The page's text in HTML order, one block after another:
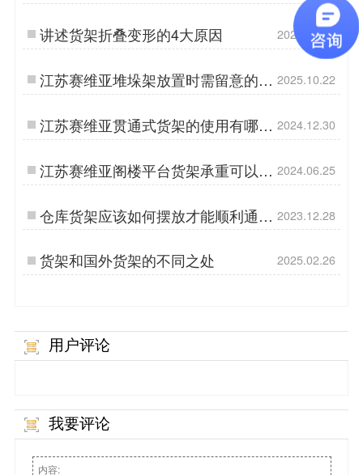
讲述货架折叠变形的4大原因 2025.06.09
江苏赛维亚堆垛架放置时需留意的问
题
2025.10.22
江苏赛维亚贯通式货架的使用有哪些
小技巧呢？
2024.12.30
江苏赛维亚阁楼平台货架承重可以设
计2吨吗？
2024.06.25
仓库货架应该如何摆放才能顺利通过
消防检查？
2023.12.28
货架和国外货架的不同之处 2025.02.26
用户评论
我要评论